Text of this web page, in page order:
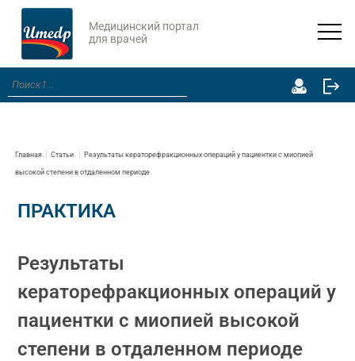
Медицинский портал
для врачей
Главная Статьи Результаты кераторефракционных операций у пациентки с миопией
высокой степени в отдаленном периоде
ПРАКТИКА
Результаты
кераторефракционных операций у
пациентки с миопией высокой
степени в отдаленном периоде